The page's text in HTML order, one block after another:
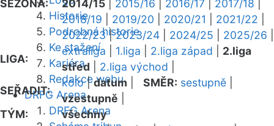
Historie
Podrobná historie
Ke stažení
Kariéra
Redakce webu
DRFG Arena
DRFG Arena
SEZONA:
2014/15
2015/16 2016/17 2017/18
2018/19
2019/20 2020/21 2021/22
2022/23|2023/24 2024/25 2025/26
LIGA:
extraliga 1.liga 2.liga západ
2.liga
střed
2.liga východ
SEŘADIT:
kolo|datum SMĚR: sestupně
vzestupně
TÝM:
všechny